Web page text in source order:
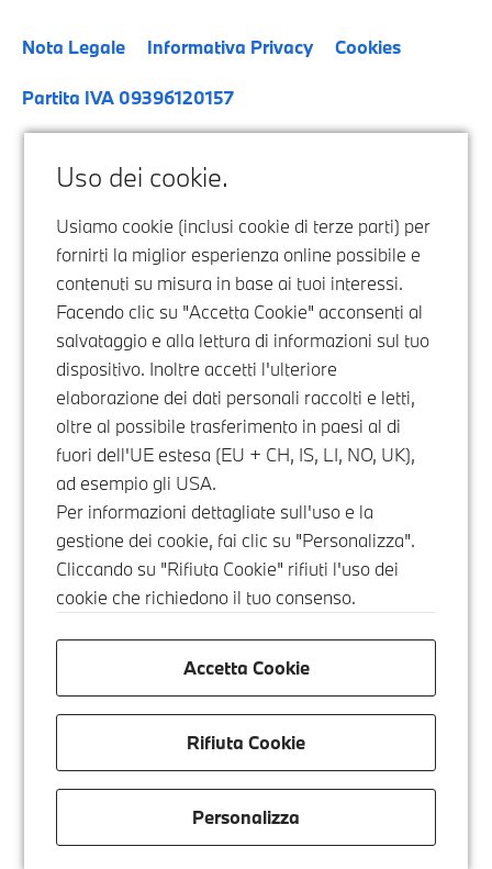
Uso dei cookie.
Usiamo cookie (inclusi cookie di terze parti) per
fornirti la miglior esperienza online possibile e
contenuti su misura in base ai tuoi interessi.
Facendo clic su "Accetta Cookie" acconsenti al
salvataggio e alla lettura di informazioni sul tuo
dispositivo. Inoltre accetti l'ulteriore
elaborazione dei dati personali raccolti e letti,
oltre al possibile trasferimento in paesi al di
fuori dell'UE estesa (EU + CH, IS, LI, NO, UK),
ad esempio gli USA.
Per informazioni dettagliate sull'uso e la
gestione dei cookie, fai clic su "Personalizza".
Cliccando su "Rifiuta Cookie" rifiuti l'uso dei
cookie che richiedono il tuo consenso.
Personalizza
Rifiuta Cookie
Accetta Cookie
Nota Legale Informativa Privacy Cookies
Partita IVA 09396120157